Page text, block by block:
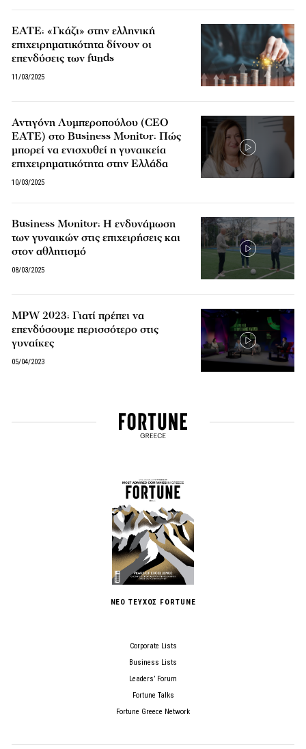
ΕΑΤΕ: «Γκάζι» στην ελληνική
επιχειρηματικότητα δίνουν οι
επενδύσεις των funds
11/03/2025
Αντιγόνη Λυμπεροπούλου (CEO
ΕΑΤΕ) στο Business Monitor: Πώς
μπορεί να ενισχυθεί η γυναικεία
επιχειρηματικότητα στην Ελλάδα
10/03/2025
Business Monitor: Η ενδυνάμωση
των γυναικών στις επιχειρήσεις και
στον αθλητισμό
08/03/2025
MPW 2023: Γιατί πρέπει να
επενδύσουμε περισσότερο στις
γυναίκες
05/04/2023
ΝΕΟ ΤΕΥΧΟΣ FORTUNE
Corporate Lists
Business Lists
Leaders’ Forum
Fortune Talks
Fortune Greece Network